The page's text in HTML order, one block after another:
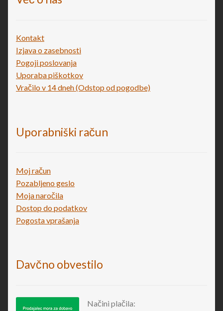
Kontakt
Izjava o zasebnosti
Pogoji poslovanja
Uporaba piškotkov
Vračilo v 14 dneh (Odstop od pogodbe)
Uporabniški račun
Moj račun
Pozabljeno geslo
Moja naročila
Dostop do podatkov
Pogosta vprašanja
Davčno obvestilo
Načini plačila: